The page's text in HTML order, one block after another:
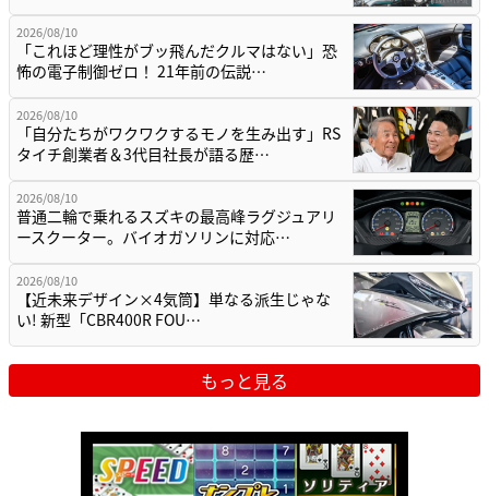
2026/08/10
「これほど理性がブッ飛んだクルマはない」恐
怖の電子制御ゼロ！ 21年前の伝説…
2026/08/10
「自分たちがワクワクするモノを生み出す」RS
タイチ創業者＆3代目社長が語る歴…
2026/08/10
普通二輪で乗れるスズキの最高峰ラグジュアリ
ースクーター。バイオガソリンに対応…
2026/08/10
【近未来デザイン×4気筒】単なる派生じゃな
い! 新型「CBR400R FOU…
もっと見る